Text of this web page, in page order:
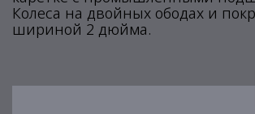
Колеса на двойных ободах и
шириной 2 дюйма.